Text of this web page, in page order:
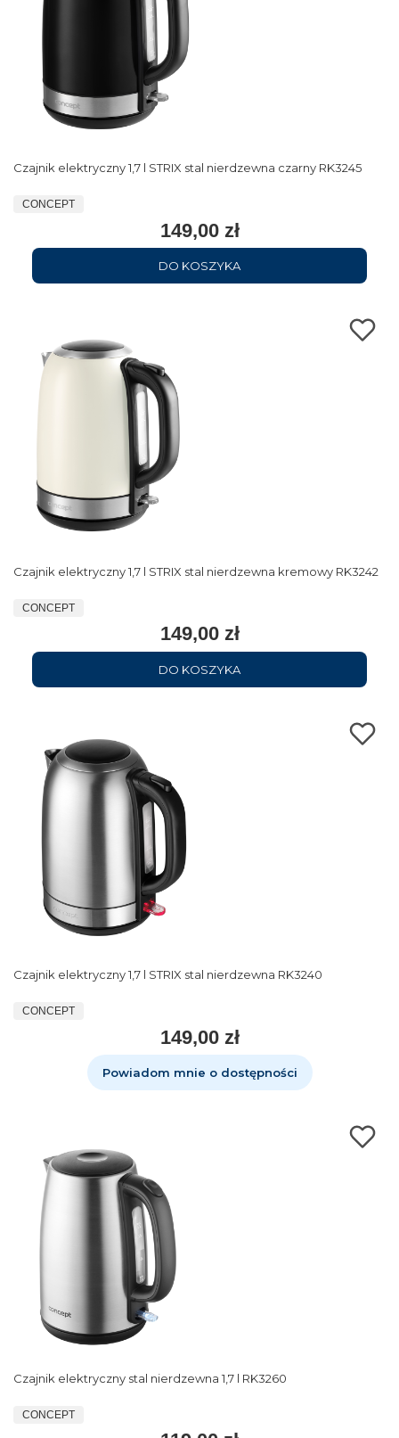
Czajnik elektryczny 1,7 l STRIX stal nierdzewna czarny RK3245
CONCEPT
149,00 zł
DO KOSZYKA
Czajnik elektryczny 1,7 l STRIX stal nierdzewna kremowy RK3242
CONCEPT
149,00 zł
DO KOSZYKA
Czajnik elektryczny 1,7 l STRIX stal nierdzewna RK3240
CONCEPT
149,00 zł
Powiadom mnie o dostępności
Czajnik elektryczny stal nierdzewna 1,7 l RK3260
CONCEPT